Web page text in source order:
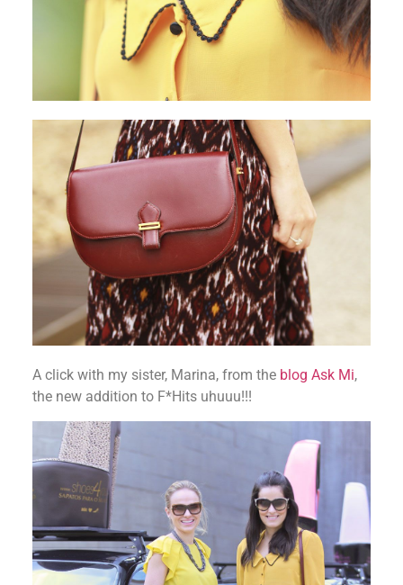
A click with my sister, Marina, from the blog Ask Mi,
the new addition to F*Hits uhuuu!!!